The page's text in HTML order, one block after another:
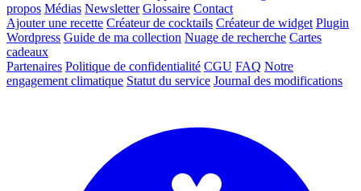
propos Médias Newsletter Glossaire Contact
Ajouter une recette Créateur de cocktails Créateur de widget Plugin
Wordpress Guide de ma collection Nuage de recherche Cartes
cadeaux
Partenaires Politique de confidentialité CGU FAQ Notre
engagement climatique Statut du service Journal des modifications